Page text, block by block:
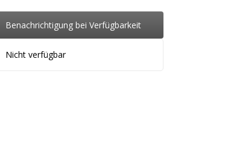
Benachrichtigung bei Verfügbarkeit
Nicht verfügbar